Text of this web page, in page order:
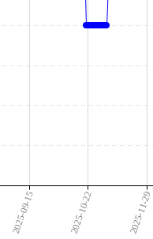
2025-09-15 2025-10-22 2025-11-29